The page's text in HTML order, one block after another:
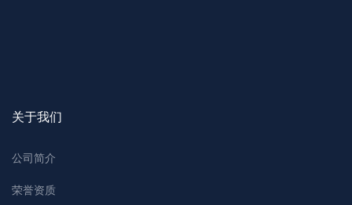
关于我们
公司简介
荣誉资质